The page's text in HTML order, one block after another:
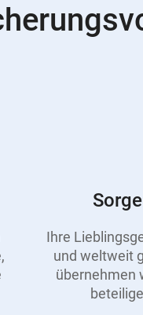
Ihre
und weltweit
übernehmen